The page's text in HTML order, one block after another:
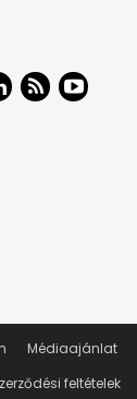
Médiaajánlat
feltételek